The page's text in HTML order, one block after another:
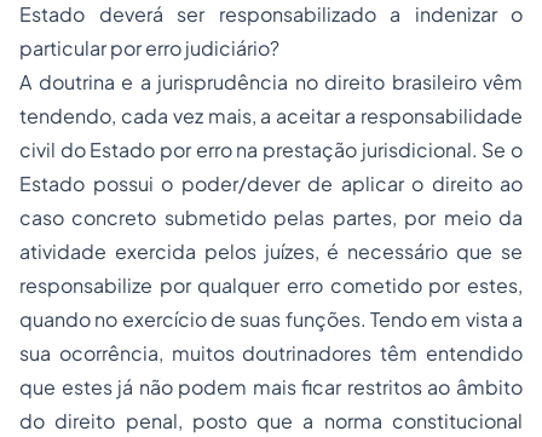
Estado deverá ser responsabilizado a indenizar o
particular por erro judiciário?
A doutrina e a jurisprudência no direito brasileiro vêm
tendendo, cada vez mais, a aceitar a responsabilidade
civil do Estado por erro na prestação jurisdicional. Se o
Estado possui o poder/dever de aplicar o direito ao
caso concreto submetido pelas partes, por meio da
atividade exercida pelos juízes, é necessário que se
responsabilize por qualquer erro cometido por estes,
quando no exercício de suas funções. Tendo em vista a
sua ocorrência, muitos doutrinadores têm entendido
que estes já não podem mais ficar restritos ao âmbito
do direito penal, posto que a norma constitucional